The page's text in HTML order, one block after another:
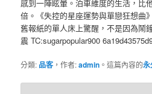
感到一陣眩暈。泊車維度的生活，比
倍。《失控的星座運勢與單戀狂想曲
舊報紙的單人床上驚醒，不是因為鬧
震 TC:sugarpopular900
分類: 品客 ，作者:admin 。這篇內容的永